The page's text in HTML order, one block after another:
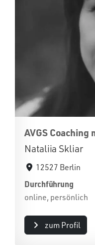
AVGS Coaching
Nataliia Skliar
12527 Berlin
Durchführung
online, persönlich
zum Profil